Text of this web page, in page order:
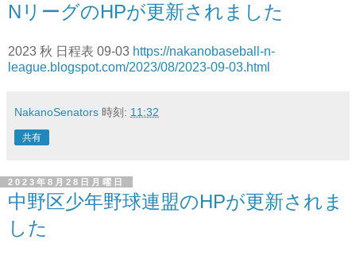
NリーグのHPが更新されました
2023 秋 日程表 09-03 https://nakanobaseball-n-
league.blogspot.com/2023/08/2023-09-03.html
NakanoSenators 時刻: 11:32
共有
2023年8月28日月曜日
中野区少年野球連盟のHPが更新されま
した